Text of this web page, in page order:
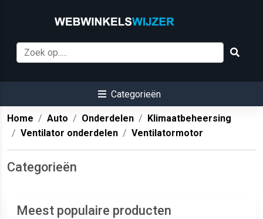
Categorieën
Home Auto Onderdelen
Klimaatbeheersing
Ventilator onderdelen
Ventilatormotor
Categorieën
Meest populaire producten